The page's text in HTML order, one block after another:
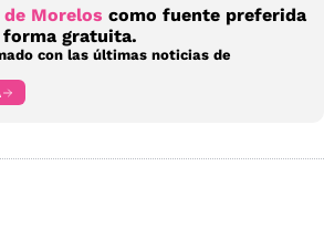
de Morelos como fuente preferida
forma gratuita.
con las últimas noticias de